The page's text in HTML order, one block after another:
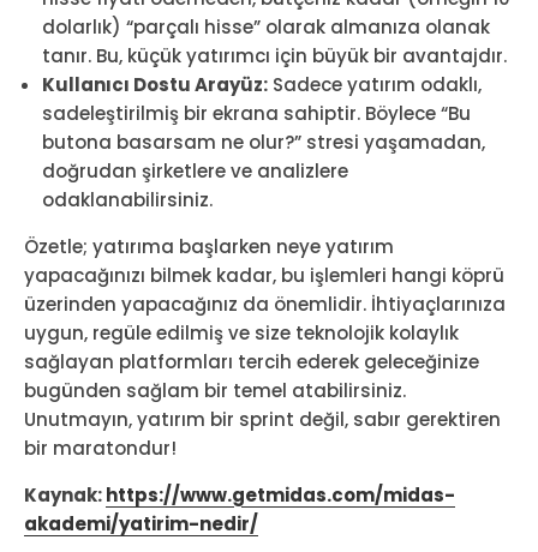
dolarlık) “parçalı hisse” olarak almanıza olanak
tanır. Bu, küçük yatırımcı için büyük bir avantajdır.
Kullanıcı Dostu Arayüz: Sadece yatırım odaklı,
sadeleştirilmiş bir ekrana sahiptir. Böylece “Bu
butona basarsam ne olur?” stresi yaşamadan,
doğrudan şirketlere ve analizlere
odaklanabilirsiniz.
Özetle; yatırıma başlarken neye yatırım
yapacağınızı bilmek kadar, bu işlemleri hangi köprü
üzerinden yapacağınız da önemlidir. İhtiyaçlarınıza
uygun, regüle edilmiş ve size teknolojik kolaylık
sağlayan platformları tercih ederek geleceğinize
bugünden sağlam bir temel atabilirsiniz.
Unutmayın, yatırım bir sprint değil, sabır gerektiren
bir maratondur!
Kaynak:https://www.getmidas.com/midas-
akademi/yatirim-nedir/